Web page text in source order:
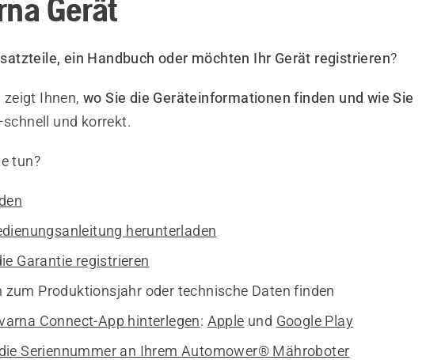
Gerät
ein Handbuch oder möchten Ihr Gerät registrieren?
zeigt Ihnen, wo Sie die Geräteinformationen finden und wie Sie
und korrekt.
tun?
herunterladen
Garantie registrieren
Produktionsjahr oder technische Daten finden
Connect-App hinterlegen: Apple und Google Play
Seriennummer an Ihrem Automower® Mähroboter